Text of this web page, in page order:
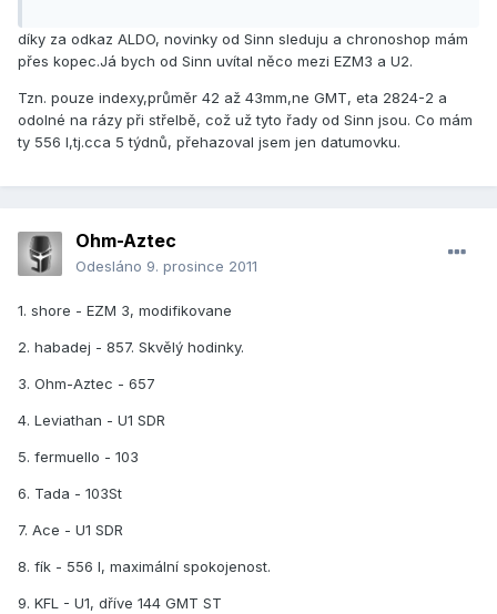
díky za odkaz ALDO, novinky od Sinn sleduju a chronoshop mám
přes kopec.Já bych od Sinn uvítal něco mezi EZM3 a U2.
Tzn. pouze indexy,průměr 42 až 43mm,ne GMT, eta 2824-2 a
odolné na rázy při střelbě, což už tyto řady od Sinn jsou. Co mám
ty 556 I,tj.cca 5 týdnů, přehazoval jsem jen datumovku.
Ohm-Aztec
Odesláno 9. prosince 2011
1. shore - EZM 3, modifikovane
2. habadej - 857. Skvělý hodinky.
3. Ohm-Aztec - 657
4. Leviathan - U1 SDR
5. fermuello - 103
6. Tada - 103St
7. Ace - U1 SDR
8. fík - 556 I, maximální spokojenost.
9. KFL - U1, dříve 144 GMT ST